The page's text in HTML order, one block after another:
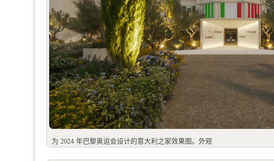
为 2024 年巴黎奥运会设计的意大利之家效果图。外观